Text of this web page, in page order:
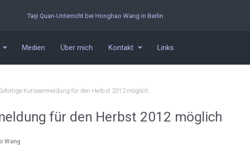
Taiji Quan-Unterricht bei Honghao Wang in Berlin
Medien Über mich Kontakt Links
Kurseanmeldung für den Herbst 2012 möglich
für den Herbst 2012 möglich
Wang